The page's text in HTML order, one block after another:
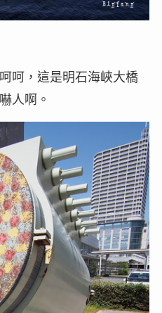
呵，這是明石海峽大橋
人啊。